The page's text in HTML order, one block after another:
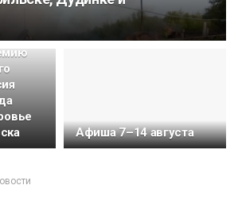
Афиша 7–14 августа